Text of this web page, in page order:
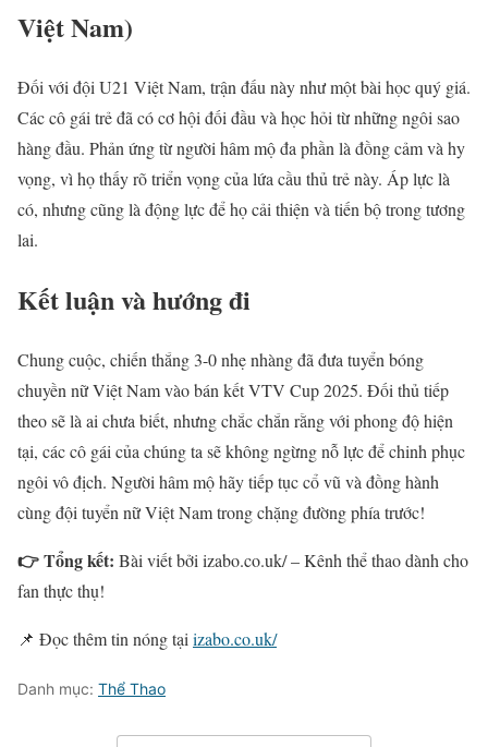
Việt Nam)
Đối với đội U21 Việt Nam, trận đấu này như một bài học quý giá.
Các cô gái trẻ đã có cơ hội đối đầu và học hỏi từ những ngôi sao
hàng đầu. Phản ứng từ người hâm mộ đa phần là đồng cảm và hy
vọng, vì họ thấy rõ triển vọng của lứa cầu thủ trẻ này. Áp lực là
có, nhưng cũng là động lực để họ cải thiện và tiến bộ trong tương
lai.
Kết luận và hướng đi
Chung cuộc, chiến thắng 3-0 nhẹ nhàng đã đưa tuyển bóng
chuyền nữ Việt Nam vào bán kết VTV Cup 2025. Đối thủ tiếp
theo sẽ là ai chưa biết, nhưng chắc chắn rằng với phong độ hiện
tại, các cô gái của chúng ta sẽ không ngừng nỗ lực để chinh phục
ngôi vô địch. Người hâm mộ hãy tiếp tục cổ vũ và đồng hành
cùng đội tuyển nữ Việt Nam trong chặng đường phía trước!
👉 Tổng kết: Bài viết bởi izabo.co.uk/ – Kênh thể thao dành cho
fan thực thụ!
📌 Đọc thêm tin nóng tại izabo.co.uk/
Danh mục: Thể Thao